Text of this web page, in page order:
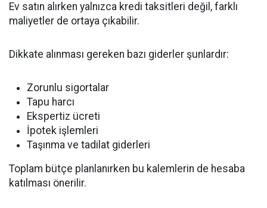
Ev satın alırken yalnızca kredi taksitleri değil, farklı
maliyetler de ortaya çıkabilir.
Dikkate alınması gereken bazı giderler şunlardır:
Zorunlu sigortalar
Tapu harcı
Ekspertiz ücreti
İpotek işlemleri
Taşınma ve tadilat giderleri
Toplam bütçe planlanırken bu kalemlerin de hesaba
katılması önerilir.